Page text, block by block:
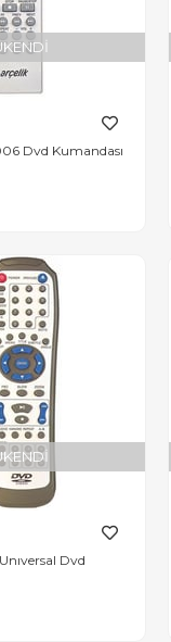
Dvd Kumandası
Dvd